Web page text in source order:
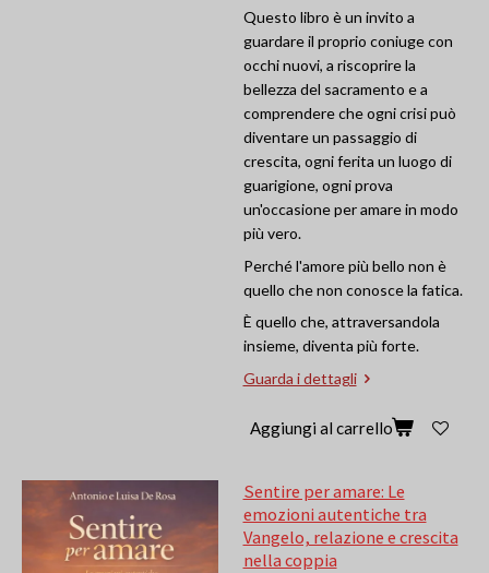
Questo libro è un invito a
guardare il proprio coniuge con
occhi nuovi, a riscoprire la
bellezza del sacramento e a
comprendere che ogni crisi può
diventare un passaggio di
crescita, ogni ferita un luogo di
guarigione, ogni prova
un'occasione per amare in modo
più vero.
Perché l'amore più bello non è
quello che non conosce la fatica.
È quello che, attraversandola
insieme, diventa più forte.
Guarda i dettagli
Aggiungi al carrello
Sentire per amare: Le
emozioni autentiche tra
Vangelo, relazione e crescita
nella coppia